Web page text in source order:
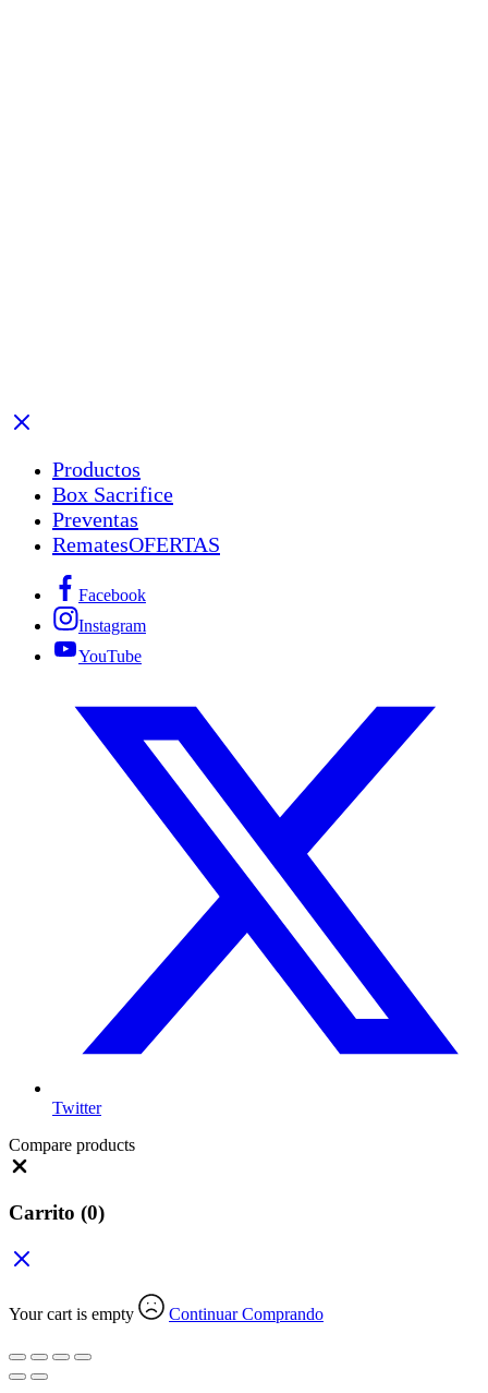
Productos
Box Sacrifice
Preventas
RematesOFERTAS
Facebook
Instagram
YouTube
Twitter
Compare products
Carrito (0)
Your cart is empty Continuar Comprando